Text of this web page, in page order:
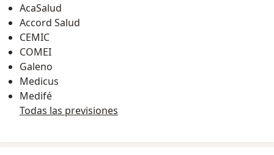
AcaSalud
Accord Salud
CEMIC
COMEI
Galeno
Medicus
Medifé
Todas las previsiones